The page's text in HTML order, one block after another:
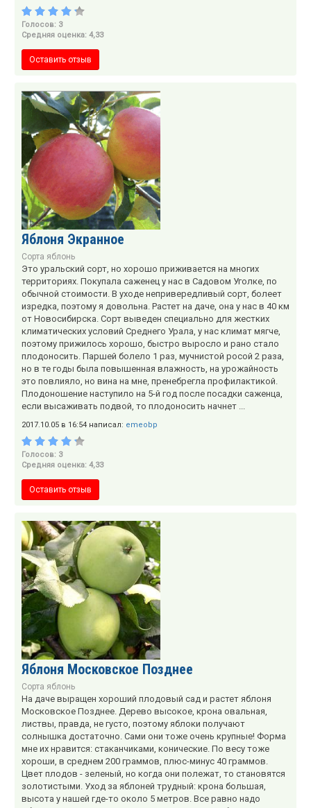
Голосов: 3
Средняя оценка: 4,33
Оставить отзыв
Яблоня Экранное
Сорта яблонь
Это уральский сорт, но хорошо приживается на многих
территориях. Покупала саженец у нас в Садовом Уголке, по
обычной стоимости. В уходе непривередливый сорт, болеет
изредка, поэтому я довольна. Растет на даче, она у нас в 40 км
от Новосибирска. Сорт выведен специально для жестких
климатических условий Среднего Урала, у нас климат мягче,
поэтому прижилось хорошо, быстро выросло и рано стало
плодоносить. Паршей болело 1 раз, мучнистой росой 2 раза,
но в те годы была повышенная влажность, на урожайность
это повлияло, но вина на мне, пренебрегла профилактикой.
Плодоношение наступило на 5-й год после посадки саженца,
если высаживать подвой, то плодоносить начнет ...
2017.10.05 в 16:54 написал: emeobp
Голосов: 3
Средняя оценка: 4,33
Оставить отзыв
Яблоня Московское Позднее
Сорта яблонь
На даче выращен хороший плодовый сад и растет яблоня
Московское Позднее. Дерево высокое, крона овальная,
листвы, правда, не густо, поэтому яблоки получают
солнышка достаточно. Сами они тоже очень крупные! Форма
мне их нравится: стаканчиками, конические. По весу тоже
хороши, в среднем 200 граммов, плюс-минус 40 граммов.
Цвет плодов - зеленый, но когда они полежат, то становятся
золотистыми. Уход за яблоней трудный: крона большая,
высота у нашей где-то около 5 метров. Все равно надо